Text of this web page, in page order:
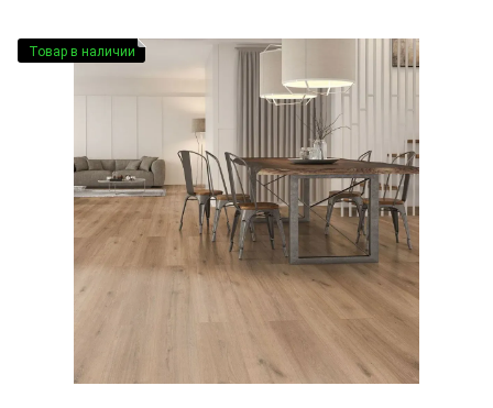
Товар в наличии